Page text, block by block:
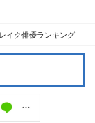
イク俳優ランキング